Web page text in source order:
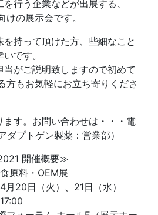
行う企業などが出展する、
の展示会です。
持って頂けた方、些細なこと
です。
当がご説明致しますので初めて
方もお気軽にお立ち寄りくださ
ます。お問い合わせは・・・電
プトゲン製薬：営業部）
開催概要≫
料・OEM展
日（火）、21日（水）